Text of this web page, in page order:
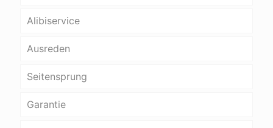
Alibiservice
Ausreden
Seitensprung
Garantie